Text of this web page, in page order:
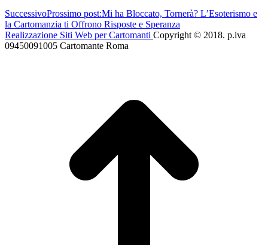
SuccessivoProssimo post:Mi ha Bloccato, Tornerà? L’Esoterismo e
la Cartomanzia ti Offrono Risposte e Speranza
Realizzazione Siti Web per Cartomanti Copyright © 2018. p.iva
09450091005 Cartomante Roma